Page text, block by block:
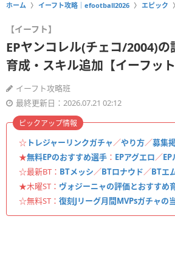
ホーム イーフト攻略｜efootball2026 エピック
【イーフト】
EPヤンコレル(チェコ/2004)の
育成・スキル追加【イーフット
イーフト攻略班
最終更新日：2026.07.21 02:12
☆ トレジャーリンクガチャ／やり方／募集
★無料EPのおすすめ選手 ： EPアグエロ／
☆最新BT： BTメッシ／BTロナウド／BTエ
★木曜ST： ヴォジーニャの評価とおすすめ
☆無料ST： 復刻Jリーグ月間MVPsガチャの
ピックアップ情報